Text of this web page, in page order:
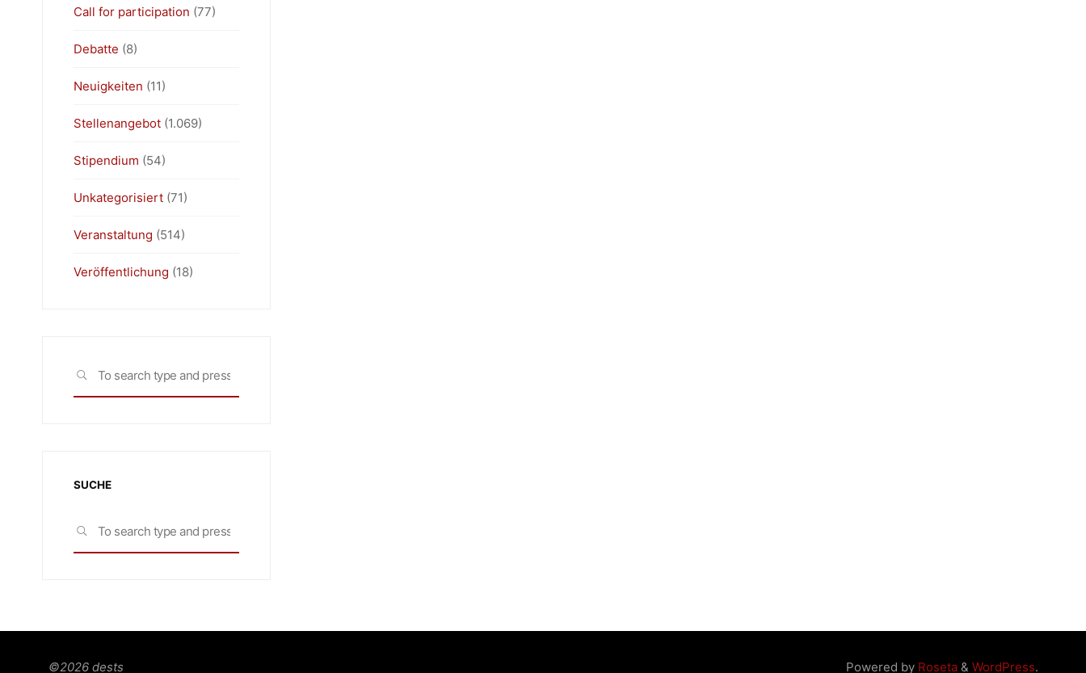
Call for participation (77)
Debatte (8)
Neuigkeiten (11)
Stellenangebot(1.069)
Stipendium (54)
Unkategorisiert(71)
Veranstaltung (514)
Veröffentlichung (18)
SEARCH
SUCHE
SEARCH
Powered byRoseta& WordPress.
©2026 dests